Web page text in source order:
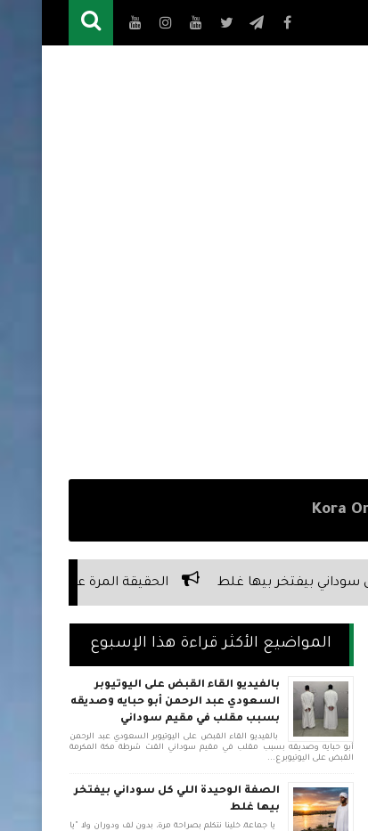
الحقيقة المرة عن علاقة السوداني بأبوه
المواضيع الأكثر قراءة هذا الإسبوع
بالفيديو القاء القبض على اليوتيوبر
السعودي عبد الرحمن أبو حبايه وصديقه
بسبب مقلب في مقيم سوداني
بالفيديو القاء القبض على اليوتيوبر السعودي عبد الرحمن
أبو حبايه وصديقه بسبب مقلب في مقيم سوداني القت شرطة مكة المكرمة
القبض على اليوتيوبر ع...
الصفة الوحيدة اللي كل سوداني بيفتخر
بيها غلط
يا جماعة، خلينا نتكلم بصراحة مرة، بدون لف ودوران ولا "يا